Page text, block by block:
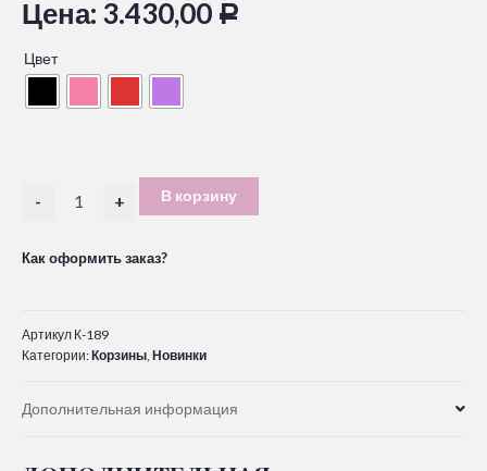
Цена: 3.430,00 Р
Цвет
- + В корзину
Как оформить заказ?
Артикул К-189
Категории:Корзины Новинки
Дополнительная информация